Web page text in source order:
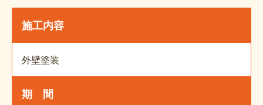
施工内容
外壁塗装
期 間